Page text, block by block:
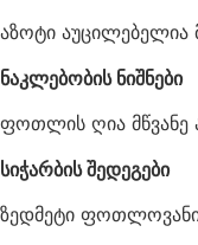
აზოტი
ნაკლებობის ნიშნები
ფოთლის ღია მწვანე
სიჭარბის შედეგები
ზედმეტი